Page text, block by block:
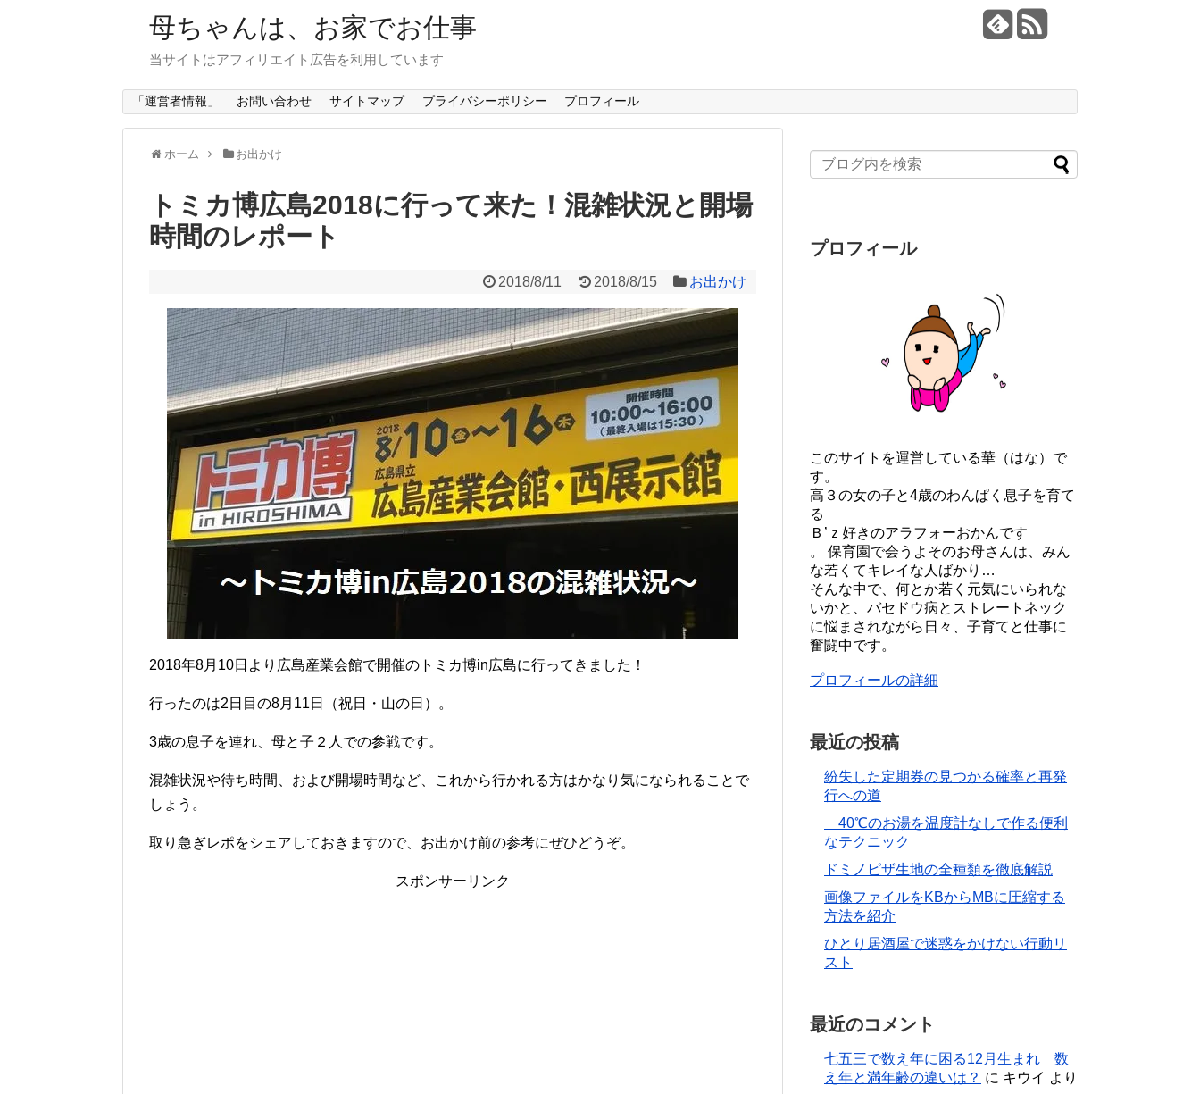
母ちゃんは、お家でお仕事
当サイトはアフィリエイト広告を利用しています
「運営者情報」 お問い合わせ サイトマップ プライバシーポリシー プロフィール
ホーム お出かけ
トミカ博広島2018に行って来た！混雑状況と開場
時間のレポート
2018/8/11 2018/8/15 お出かけ
2018年8月10日より広島産業会館で開催のトミカ博in広島に行ってきました！
行ったのは2日目の8月11日（祝日・山の日）。
3歳の息子を連れ、母と子２人での参戦です。
混雑状況や待ち時間、および開場時間など、これから行かれる方はかなり気になられることで
しょう。
取り急ぎレポをシェアしておきますので、お出かけ前の参考にぜひどうぞ。
スポンサーリンク
プロフィール
このサイトを運営している華（はな）で
す。
高３の女の子と4歳のわんぱく息子を育て
る
Ｂ’ｚ好きのアラフォーおかんです
。 保育園で会うよそのお母さんは、みん
な若くてキレイな人ばかり…
そんな中で、何とか若く元気にいられな
いかと、バセドウ病とストレートネック
に悩まされながら日々、子育てと仕事に
奮闘中です。
プロフィールの詳細
最近の投稿
紛失した定期券の見つかる確率と再発
行への道
40℃のお湯を温度計なしで作る便利
なテクニック
ドミノピザ生地の全種類を徹底解説
画像ファイルをKBからMBに圧縮する
方法を紹介
ひとり居酒屋で迷惑をかけない行動リ
スト
最近のコメント
七五三で数え年に困る12月生まれ 数
え年と満年齢の違いは？ に キウイ より